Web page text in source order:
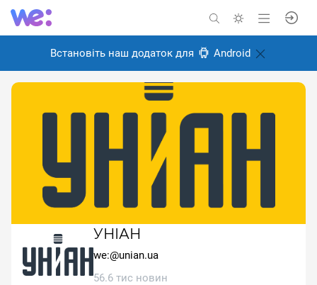
Встановіть наш додаток для Android
УНІАН
we:@unian.ua
56.6 тис новин